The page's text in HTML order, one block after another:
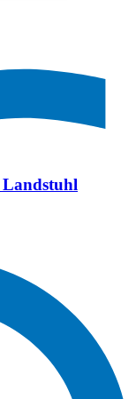
Landstuhl